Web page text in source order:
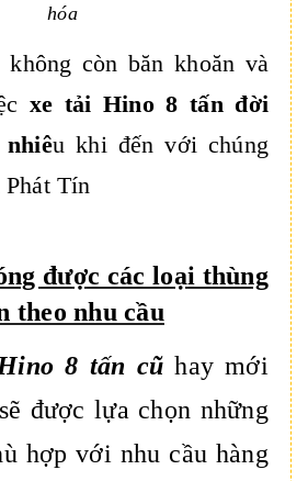
hóa
không còn băn khoăn và
xe tải Hino 8 tấn đời
nhiêu khi đến với chúng
Tín
được các loại thùng
theo nhu cầu
8 tấn cũ hay mới
được lựa chọn những
hợp với nhu cầu hàng